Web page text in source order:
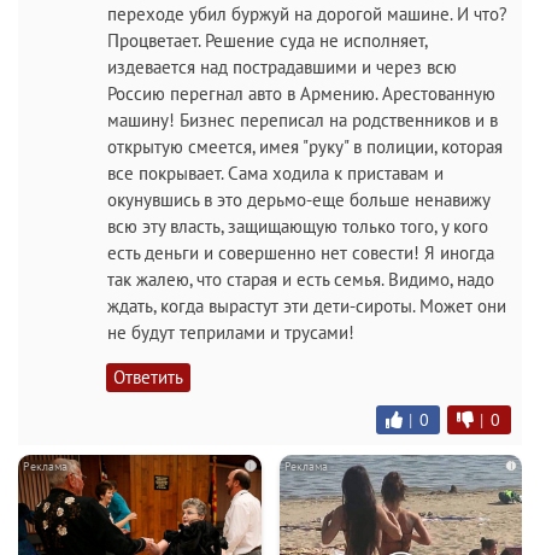
переходе убил буржуй на дорогой машине. И что?
Процветает. Решение суда не исполняет,
издевается над пострадавшими и через всю
Россию перегнал авто в Армению. Арестованную
машину! Бизнес переписал на родственников и в
открытую смеется, имея "руку" в полиции, которая
все покрывает. Сама ходила к приставам и
окунувшись в это дерьмо-еще больше ненавижу
всю эту власть, защищающую только того, у кого
есть деньги и совершенно нет совести! Я иногда
так жалею, что старая и есть семья. Видимо, надо
ждать, когда вырастут эти дети-сироты. Может они
не будут теприлами и трусами!
Ответить
| 0 | 0
i i